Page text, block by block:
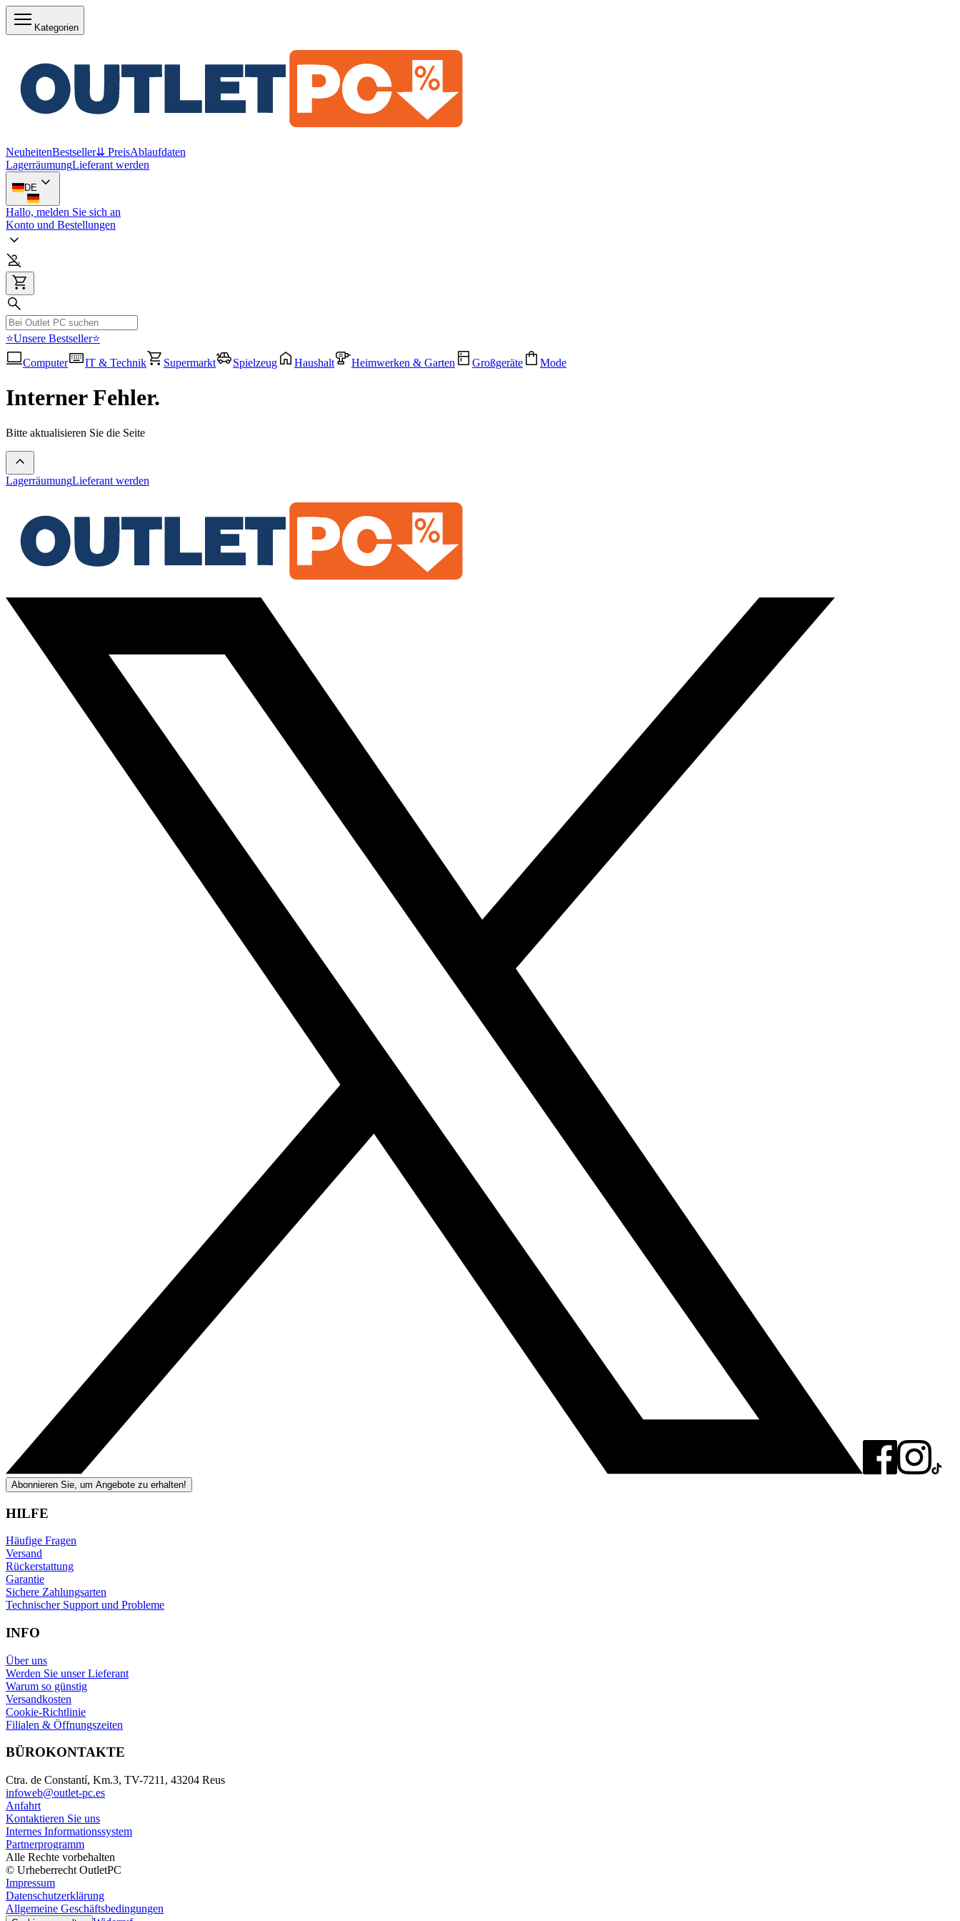
Kategorien
NeuheitenBestseller⇊ PreisAblaufdaten
LagerräumungLieferant werden
DE
Hallo, melden Sie sich an
Konto und Bestellungen
⭐Unsere Bestseller⭐
Computer
IT & Technik Supermarkt Spielzeug Haushalt Heimwerken & Garten Großgeräte Mode
Interner Fehler.
Bitte aktualisieren Sie die Seite
LagerräumungLieferant werden
Abonnieren Sie, um Angebote zu erhalten!
HILFE
Häufige Fragen
Versand
Rückerstattung
Garantie
Sichere Zahlungsarten
Technischer Support und Probleme
INFO
Über uns
Werden Sie unser Lieferant
Warum so günstig
Versandkosten
Cookie-Richtlinie
Filialen & Öffnungszeiten
BÜROKONTAKTE
Ctra. de Constantí, Km.3, TV-7211, 43204 Reus
infoweb@outlet-pc.es
Anfahrt
Kontaktieren Sie uns
Internes Informationssystem
Partnerprogramm
Alle Rechte vorbehalten
© Urheberrecht OutletPC
Impressum
Datenschutzerklärung
Allgemeine Geschäftsbedingungen